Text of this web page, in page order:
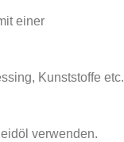
einer
Kunststoffe etc.
verwenden.